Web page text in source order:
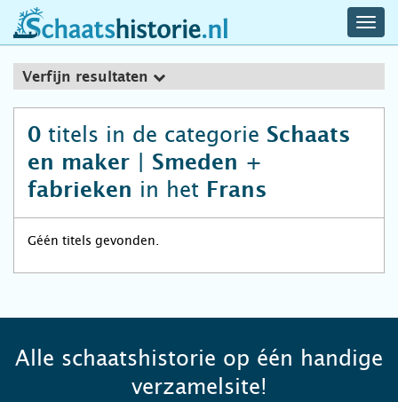
schaatshistorie.nl
Verfijn resultaten
0 titels in de categorie Schaats
en maker | Smeden +
fabrieken in het Frans
Géén titels gevonden.
Alle schaatshistorie op één handige
verzamelsite!